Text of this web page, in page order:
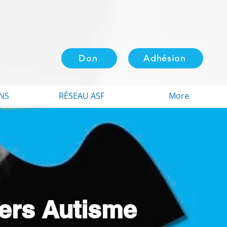
Don
RÉSEAU ASF More
Autisme
Adhésion